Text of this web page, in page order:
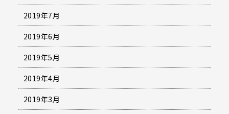
2019年7月
2019年6月
2019年5月
2019年4月
2019年3月